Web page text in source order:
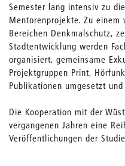
Semester lang intensiv zu
Mentorenprojekte. Zu einem
Bereichen Denkmalschutz,
Stadtentwicklung werden
organisiert, gemeinsame
Projektgruppen Print,
Publikationen umgesetzt
Die Kooperation mit der
vergangenen Jahren eine
Veröffentlichungen der